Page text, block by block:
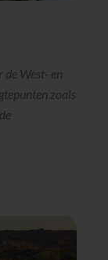
West- en
zoals